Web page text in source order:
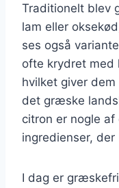
Traditionelt blev
lam eller
ses også
ofte krydret med
hvilket giver
det græske
citron er nogle
ingredienser,
I dag er